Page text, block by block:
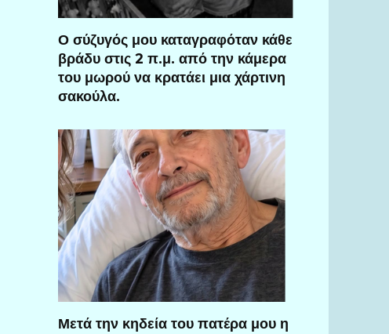
Ο σύζυγός μου καταγραφόταν κάθε
βράδυ στις 2 π.μ. από την κάμερα
του μωρού να κρατάει μια χάρτινη
σακούλα.
Μετά την κηδεία του πατέρα μου η